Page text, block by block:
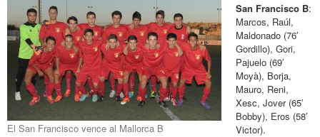
El San Francisco vence al Mallorca B
San Francisco B:
Marcos, Raúl,
Maldonado (76′
Gordillo), Gori,
Pajuelo (69′
Moyà), Borja,
Mauro, Reni,
Xesc, Jover (65′
Bobby), Eros (58′
Victor).